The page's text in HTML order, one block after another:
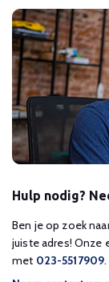
Hulp nodig?
Ben je op zoek
juiste adres! Onze
met 023-5517909.